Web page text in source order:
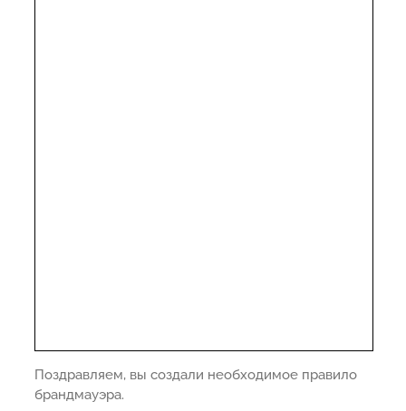
Поздравляем, вы создали необходимое правило
брандмауэра.